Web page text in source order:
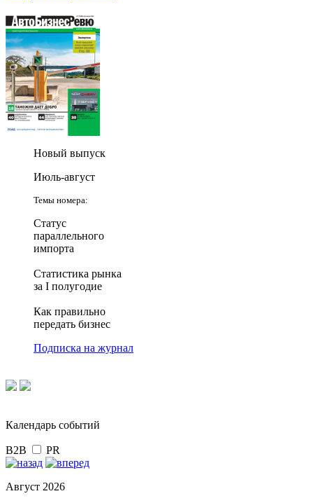
Новый выпуск
Июль-август
Темы номера:
Статус
параллельного
импорта
Статистика рынка
за I полугодие
Как правильно
передать бизнес
Подписка на журнал
Календарь событий
B2B PR
Август 2026